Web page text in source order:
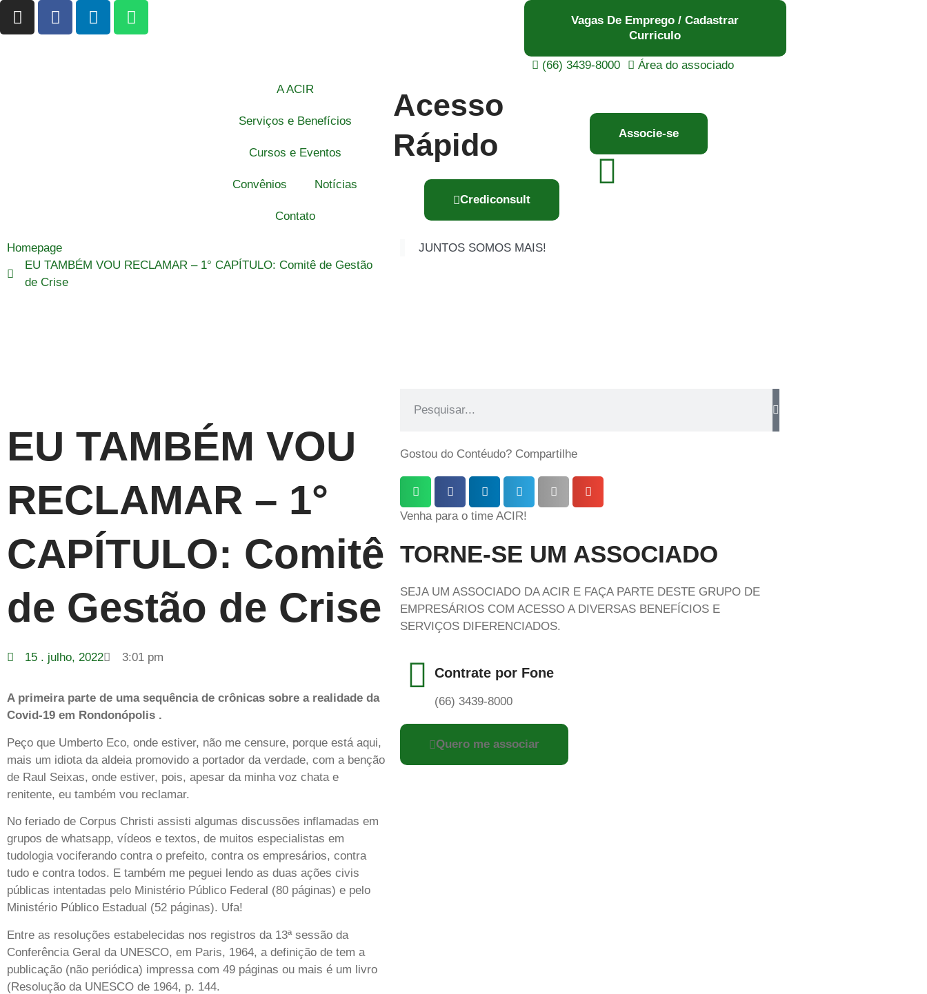
Vagas De Emprego / Cadastrar
Curriculo
(66) 3439-8000
Área do associado
A ACIR
Serviços e Benefícios
Cursos e Eventos
Convênios Notícias
Contato
Acesso
Rápido
Crediconsult
Associe-se
Homepage
EU TAMBÉM VOU RECLAMAR – 1° CAPÍTULO: Comitê de Gestão
de Crise
JUNTOS SOMOS MAIS!
EU TAMBÉM VOU
RECLAMAR – 1°
CAPÍTULO: Comitê
de Gestão de Crise
15 . julho, 2022 3:01 pm
A primeira parte de uma sequência de crônicas sobre a realidade da
Covid-19 em Rondonópolis .
Peço que Umberto Eco, onde estiver, não me censure, porque está aqui,
mais um idiota da aldeia promovido a portador da verdade, com a benção
de Raul Seixas, onde estiver, pois, apesar da minha voz chata e
renitente, eu também vou reclamar.
No feriado de Corpus Christi assisti algumas discussões inflamadas em
grupos de whatsapp, vídeos e textos, de muitos especialistas em
tudologia vociferando contra o prefeito, contra os empresários, contra
tudo e contra todos. E também me peguei lendo as duas ações civis
públicas intentadas pelo Ministério Público Federal (80 páginas) e pelo
Ministério Público Estadual (52 páginas). Ufa!
Entre as resoluções estabelecidas nos registros da 13ª sessão da
Conferência Geral da UNESCO, em Paris, 1964, a definição de tem a
publicação (não periódica) impressa com 49 páginas ou mais é um livro
(Resolução da UNESCO de 1964, p. 144.
Gostou do Contéudo? Compartilhe
Venha para o time ACIR!
TORNE-SE UM ASSOCIADO
SEJA UM ASSOCIADO DA ACIR E FAÇA PARTE DESTE GRUPO DE
EMPRESÁRIOS COM ACESSO A DIVERSAS BENEFÍCIOS E
SERVIÇOS DIFERENCIADOS.
Contrate por Fone
(66) 3439-8000
Quero me associar